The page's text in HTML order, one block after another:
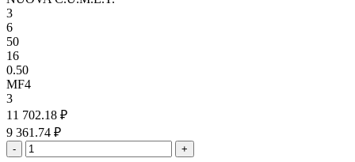
3
6
50
16
0.50
MF4
3
11 702.18 ₽
9 361.74 ₽
- +